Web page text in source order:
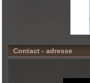
Contact - adresse